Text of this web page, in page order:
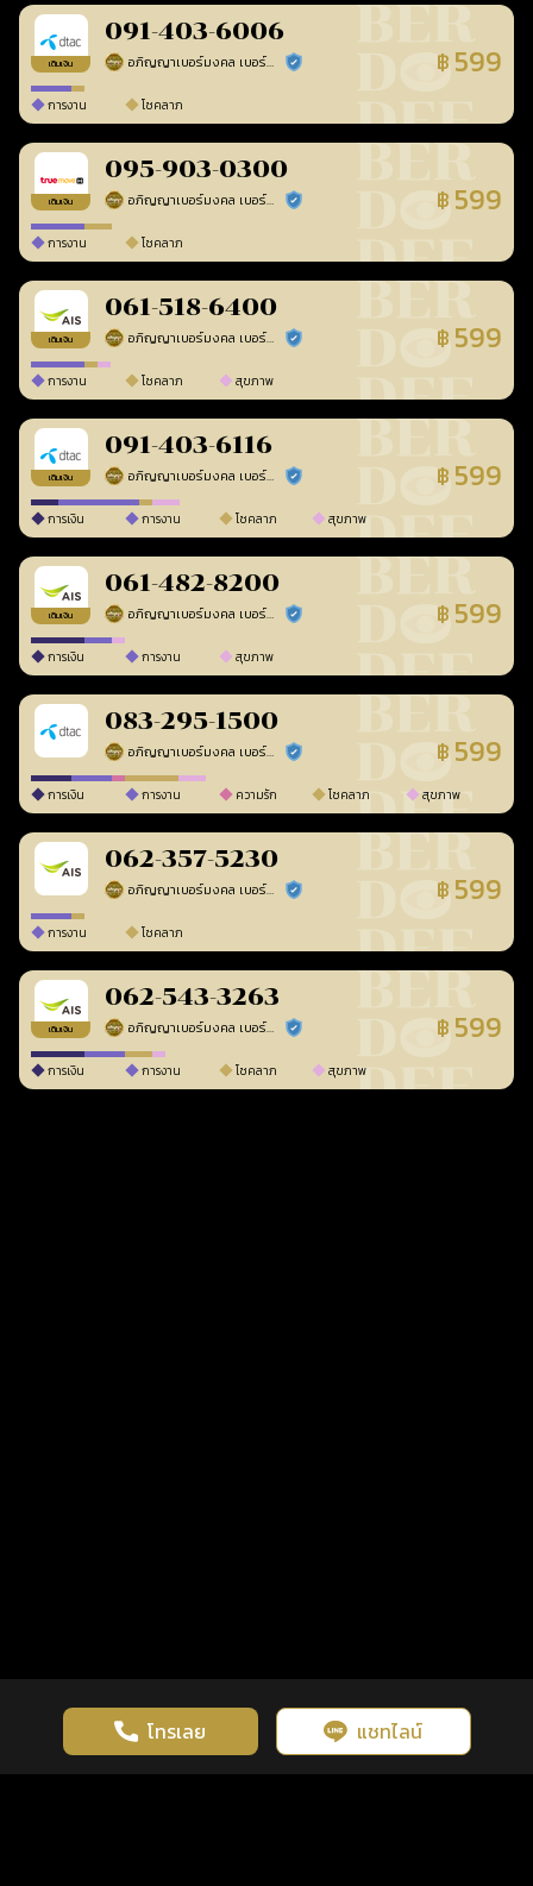
เติมเงิน
091-403-6006
อภิญญาเบอร์มงคล เบอร์สวยเลขศาสตร์ ร้านยืนยันแล้ว ฿ 599
การงาน โชคลาภ
เติมเงิน
095-903-0300
อภิญญาเบอร์มงคล เบอร์สวยเลขศาสตร์ ร้านยืนยันแล้ว ฿ 599
การงาน โชคลาภ
เติมเงิน
061-518-6400
อภิญญาเบอร์มงคล เบอร์สวยเลขศาสตร์ ร้านยืนยันแล้ว ฿ 599
การงาน โชคลาภ สุขภาพ
เติมเงิน
091-403-6116
อภิญญาเบอร์มงคล เบอร์สวยเลขศาสตร์ ร้านยืนยันแล้ว ฿ 599
การเงิน การงาน โชคลาภ สุขภาพ
เติมเงิน
061-482-8200
อภิญญาเบอร์มงคล เบอร์สวยเลขศาสตร์ ร้านยืนยันแล้ว ฿ 599
การเงิน การงาน สุขภาพ
083-295-1500
อภิญญาเบอร์มงคล เบอร์สวยเลขศาสตร์ ร้านยืนยันแล้ว ฿ 599
การเงิน การงาน ความรัก โชคลาภ สุขภาพ
062-357-5230
อภิญญาเบอร์มงคล เบอร์สวยเลขศาสตร์ ร้านยืนยันแล้ว ฿ 599
การงาน โชคลาภ
เติมเงิน
062-543-3263
อภิญญาเบอร์มงคล เบอร์สวยเลขศาสตร์ ร้านยืนยันแล้ว ฿ 599
การเงิน การงาน โชคลาภ สุขภาพ
โทรเลย แชทไลน์
เว็บไซต์นี้มีการใช้งานคุกกี้ เพื่อเพิ่มประสิทธิภาพและประสบการณ์ที่ดี
ในการใช้งานเว็บไซต์ นโยบายความเป็นส่วนตัว
รู้ก่อน พร้อมกว่า ทุกจังหวะชีวิต คลิกดูดวงฟรี